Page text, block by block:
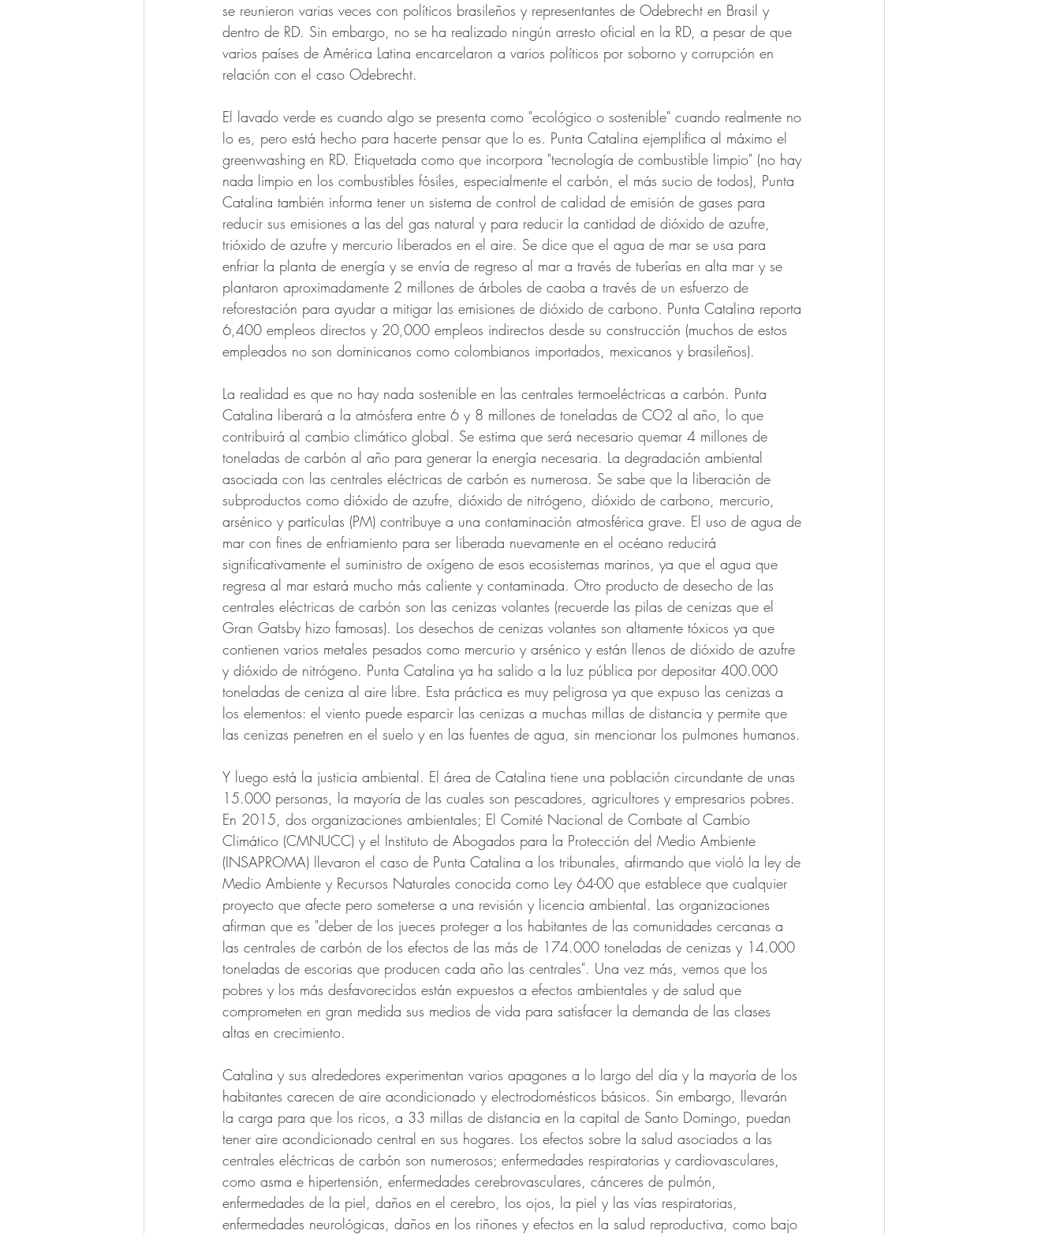
se reunieron varias veces con políticos brasileños y representantes de Odebrecht en Brasil y
dentro de RD. Sin embargo, no se ha realizado ningún arresto oficial en la RD, a pesar de que
varios países de América Latina encarcelaron a varios políticos por soborno y corrupción en
relación con el caso Odebrecht.
El lavado verde es cuando algo se presenta como "ecológico o sostenible" cuando realmente no
lo es, pero está hecho para hacerte pensar que lo es. Punta Catalina ejemplifica al máximo el
greenwashing en RD. Etiquetada como que incorpora "tecnología de combustible limpio" (no hay
nada limpio en los combustibles fósiles, especialmente el carbón, el más sucio de todos), Punta
Catalina también informa tener un sistema de control de calidad de emisión de gases para
reducir sus emisiones a las del gas natural y para reducir la cantidad de dióxido de azufre,
trióxido de azufre y mercurio liberados en el aire. Se dice que el agua de mar se usa para
enfriar la planta de energía y se envía de regreso al mar a través de tuberías en alta mar y se
plantaron aproximadamente 2 millones de árboles de caoba a través de un esfuerzo de
reforestación para ayudar a mitigar las emisiones de dióxido de carbono. Punta Catalina reporta
6,400 empleos directos y 20,000 empleos indirectos desde su construcción (muchos de estos
empleados no son dominicanos como colombianos importados, mexicanos y brasileños).
La realidad es que no hay nada sostenible en las centrales termoeléctricas a carbón. Punta
Catalina liberará a la atmósfera entre 6 y 8 millones de toneladas de CO2 al año, lo que
contribuirá al cambio climático global. Se estima que será necesario quemar 4 millones de
toneladas de carbón al año para generar la energía necesaria. La degradación ambiental
asociada con las centrales eléctricas de carbón es numerosa. Se sabe que la liberación de
subproductos como dióxido de azufre, dióxido de nitrógeno, dióxido de carbono, mercurio,
arsénico y partículas (PM) contribuye a una contaminación atmosférica grave. El uso de agua de
mar con fines de enfriamiento para ser liberada nuevamente en el océano reducirá
significativamente el suministro de oxígeno de esos ecosistemas marinos, ya que el agua que
regresa al mar estará mucho más caliente y contaminada. Otro producto de desecho de las
centrales eléctricas de carbón son las cenizas volantes (recuerde las pilas de cenizas que el
Gran Gatsby hizo famosas). Los desechos de cenizas volantes son altamente tóxicos ya que
contienen varios metales pesados como mercurio y arsénico y están llenos de dióxido de azufre
y dióxido de nitrógeno. Punta Catalina ya ha salido a la luz pública por depositar 400.000
toneladas de ceniza al aire libre. Esta práctica es muy peligrosa ya que expuso las cenizas a
los elementos: el viento puede esparcir las cenizas a muchas millas de distancia y permite que
las cenizas penetren en el suelo y en las fuentes de agua, sin mencionar los pulmones humanos.
Y luego está la justicia ambiental. El área de Catalina tiene una población circundante de unas
15.000 personas, la mayoría de las cuales son pescadores, agricultores y empresarios pobres.
En 2015, dos organizaciones ambientales; El Comité Nacional de Combate al Cambio
Climático (CMNUCC) y el Instituto de Abogados para la Protección del Medio Ambiente
(INSAPROMA) llevaron el caso de Punta Catalina a los tribunales, afirmando que violó la ley de
Medio Ambiente y Recursos Naturales conocida como Ley 64-00 que establece que cualquier
proyecto que afecte pero someterse a una revisión y licencia ambiental. Las organizaciones
afirman que es "deber de los jueces proteger a los habitantes de las comunidades cercanas a
las centrales de carbón de los efectos de las más de 174.000 toneladas de cenizas y 14.000
toneladas de escorias que producen cada año las centrales". Una vez más, vemos que los
pobres y los más desfavorecidos están expuestos a efectos ambientales y de salud que
comprometen en gran medida sus medios de vida para satisfacer la demanda de las clases
altas en crecimiento.
Catalina y sus alrededores experimentan varios apagones a lo largo del día y la mayoría de los
habitantes carecen de aire acondicionado y electrodomésticos básicos. Sin embargo, llevarán
la carga para que los ricos, a 33 millas de distancia en la capital de Santo Domingo, puedan
tener aire acondicionado central en sus hogares. Los efectos sobre la salud asociados a las
centrales eléctricas de carbón son numerosos; enfermedades respiratorias y cardiovasculares,
como asma e hipertensión, enfermedades cerebrovasculares, cánceres de pulmón,
enfermedades de la piel, daños en el cerebro, los ojos, la piel y las vías respiratorias,
enfermedades neurológicas, daños en los riñones y efectos en la salud reproductiva, como bajo